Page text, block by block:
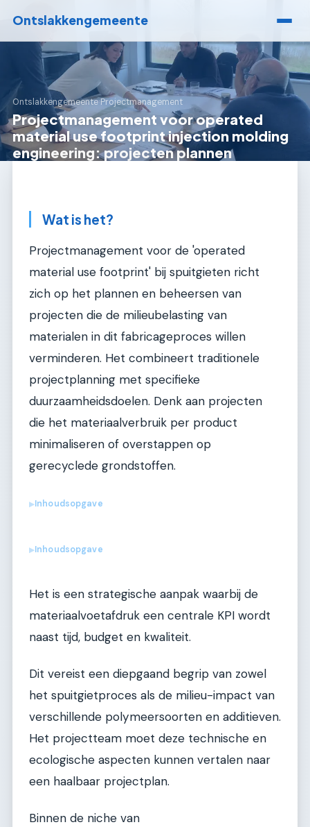
Ontslakkengemeente
Ontslakkengemeente›Projectmanagement
Projectmanagement voor operated
material use footprint injection molding
engineering: projecten plannen
Wat is het?
Projectmanagement voor de 'operated
material use footprint' bij spuitgieten richt
zich op het plannen en beheersen van
projecten die de milieubelasting van
materialen in dit fabricageproces willen
verminderen. Het combineert traditionele
projectplanning met specifieke
duurzaamheidsdoelen. Denk aan projecten
die het materiaalverbruik per product
minimaliseren of overstappen op
gerecyclede grondstoffen.
▶Inhoudsopgave
▶Inhoudsopgave
Het is een strategische aanpak waarbij de
materiaalvoetafdruk een centrale KPI wordt
naast tijd, budget en kwaliteit.
Dit vereist een diepgaand begrip van zowel
het spuitgietproces als de milieu-impact van
verschillende polymeersoorten en additieven.
Het projectteam moet deze technische en
ecologische aspecten kunnen vertalen naar
een haalbaar projectplan.
Binnen de niche van